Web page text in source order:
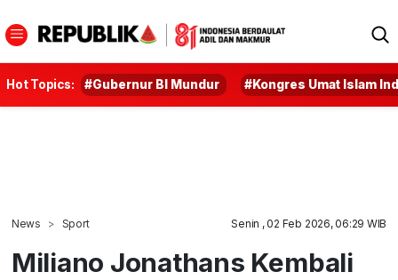
Hot Topics: #Gubernur BI Mundur #Kongres Umat Islam
News Sport Senin , 02 Feb 2026, 06:29 WIB
Miliano Jonathans Kembali